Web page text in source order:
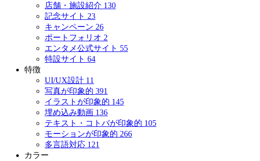
店舗・施設紹介 130
記念サイト 23
キャンペーン 26
ポートフォリオ 2
エンタメ公式サイト 55
特設サイト 64
特徴
UI/UX設計 11
写真が印象的 391
イラストが印象的 145
埋め込み動画 136
テキスト・コトバが印象的 105
モーションが印象的 266
多言語対応 121
カラー